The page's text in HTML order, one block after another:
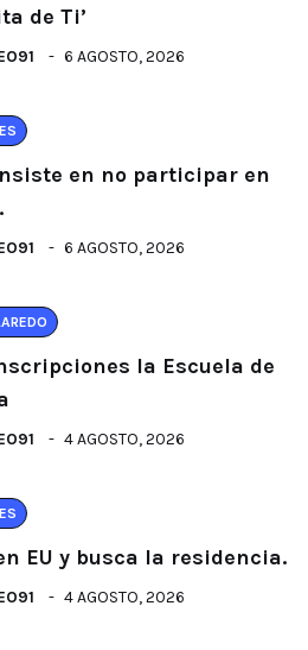
de Ti’
6 AGOSTO, 2026
en no participar en
6 AGOSTO, 2026
la Escuela de
4 AGOSTO, 2026
EU y busca la residencia.
4 AGOSTO, 2026